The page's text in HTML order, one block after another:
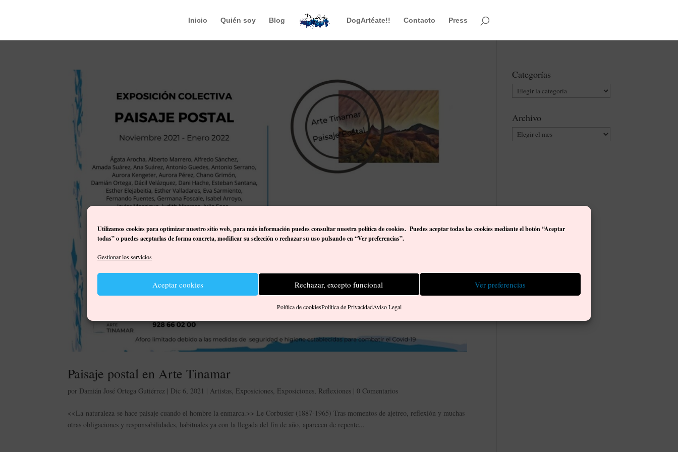
Utilizamos cookies para optimizar nuestro sitio web, para más información puedes consultar nuestra política de cookies. Puedes aceptar todas las cookies mediante el botón “Aceptar
todas” o puedes aceptarlas de forma concreta, modificar su selección o rechazar su uso pulsando en “Ver preferencias”.
Gestionar los servicios
Aceptar cookies Rechazar, excepto funcional Ver preferencias
Política de cookiesPolítica de PrivacidadAviso Legal
Inicio Quién soy Blog DogArtéate!! Contacto Press
Paisaje postal en Arte Tinamar
por Damián José Ortega Gutiérrez | Dic 6, 2021 | Artistas, Exposiciones, Exposiciones, Reflexiones |0 Comentarios
<<La naturaleza se hace paisaje cuando el hombre la enmarca.>> Le Corbusier (1887-1965) Tras momentos de ajetreo, reflexión y muchas
otras obligaciones y responsabilidades, habituales ya con la llegada del fin de año, aparecen de repente...
Categorías
Categorías
Archivo
Archivo